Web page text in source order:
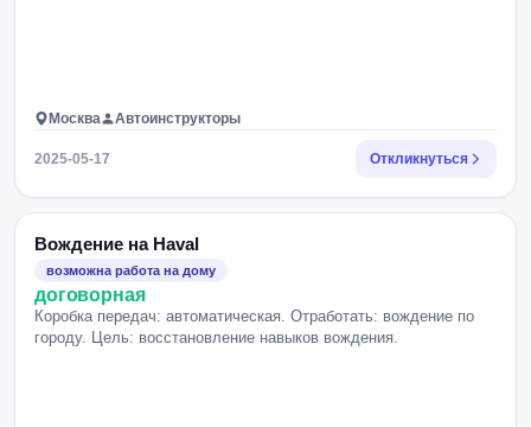
Москва Автоинструкторы
2025-05-17 Откликнуться
Вождение на Haval
возможна работа на дому
договорная
Коробка передач: автоматическая. Отработать: вождение по
городу. Цель: восстановление навыков вождения.